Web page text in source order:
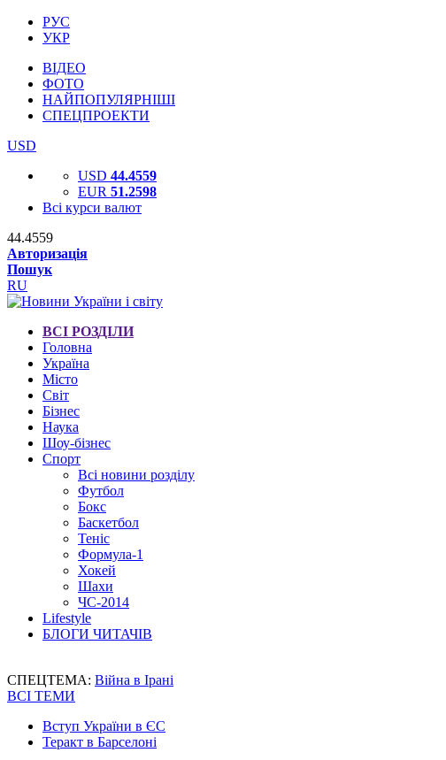
РУС
УКР
ВІДЕО
ФОТО
НАЙПОПУЛЯРНІШІ
СПЕЦПРОЕКТИ
USD
USD 44.4559
EUR 51.2598
Всі курси валют
44.4559
Авторизація
Пошук
RU
ВСІ РОЗДІЛИ
Головна
Україна
Місто
Світ
Бізнес
Наука
Шоу-бізнес
Спорт
Всі новини розділу
Футбол
Бокс
Баскетбол
Теніс
Формула-1
Хокей
Шахи
ЧС-2014
Lifestyle
БЛОГИ ЧИТАЧІВ
СПЕЦТЕМА: Війна в Ірані
ВСІ ТЕМИ
Вступ України в ЄС
Теракт в Барселоні